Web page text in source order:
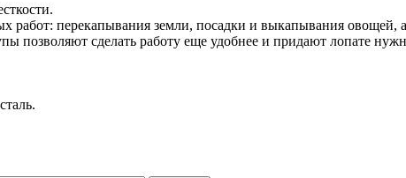
работ: перекапывания земли, посадки и выкапывания овощей,
позволяют сделать работу еще удобнее и придают лопате